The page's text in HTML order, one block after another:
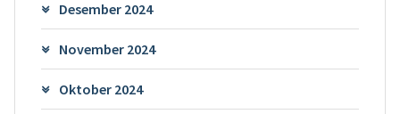
Desember 2024
November 2024
Oktober 2024